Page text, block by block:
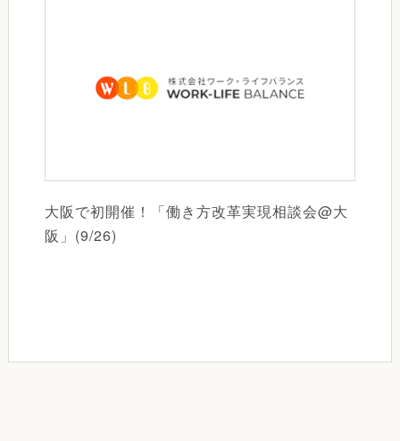
大阪で初開催！「働き方改革実現相談会@大
阪」(9/26)